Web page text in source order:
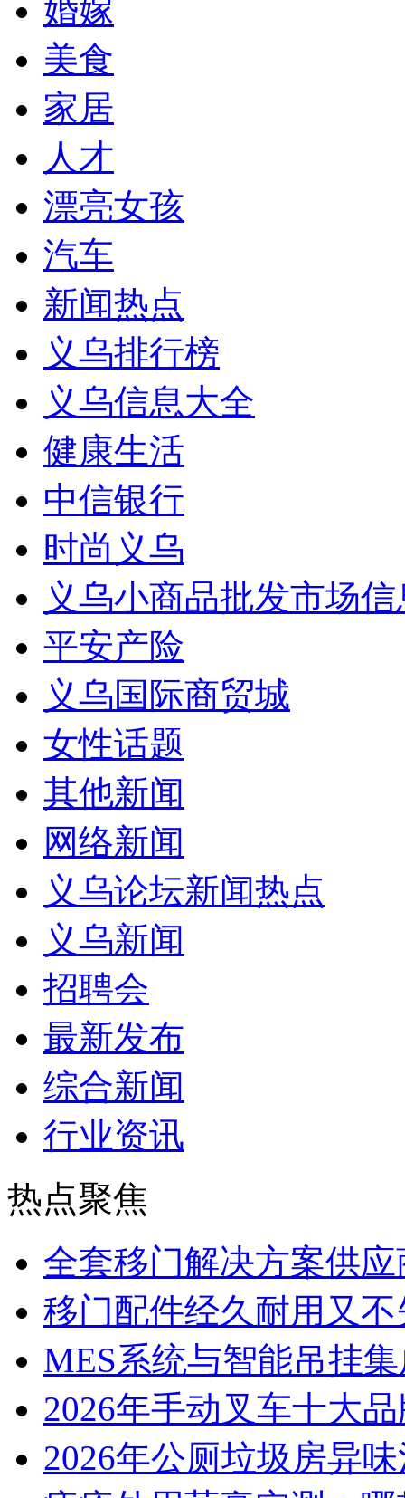
婚嫁
美食
家居
人才
漂亮女孩
汽车
新闻热点
义乌排行榜
义乌信息大全
健康生活
中信银行
时尚义乌
义乌小商品批发市场
平安产险
义乌国际商贸城
女性话题
其他新闻
网络新闻
义乌论坛新闻热点
义乌新闻
招聘会
最新发布
综合新闻
行业资讯
热点聚焦
全套移门解决方案供
移门配件经久耐用又
MES系统与智能吊挂
2026年手动叉车十大
2026年公厕垃圾房异